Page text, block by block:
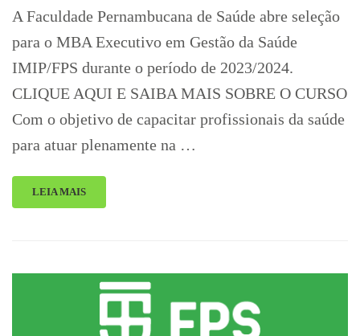
A Faculdade Pernambucana de Saúde abre seleção
para o MBA Executivo em Gestão da Saúde
IMIP/FPS durante o período de 2023/2024.
CLIQUE AQUI E SAIBA MAIS SOBRE O CURSO
Com o objetivo de capacitar profissionais da saúde
para atuar plenamente na …
LEIA MAIS